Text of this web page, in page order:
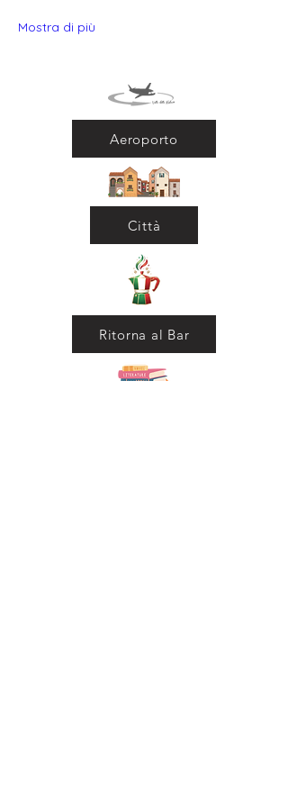
Mostra di più
Aeroporto
Città
Ritorna al Bar